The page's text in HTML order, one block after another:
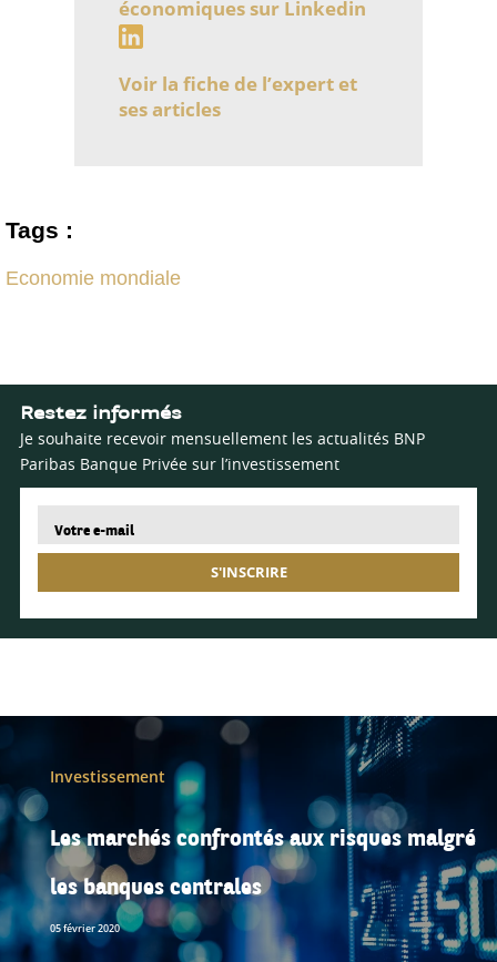
économiques sur Linkedin
Voir la fiche de l’expert et
ses articles
Tags :
Economie mondiale
Restez informés
Je souhaite recevoir mensuellement les actualités BNP
Paribas Banque Privée sur l’investissement
S'INSCRIRE
Investissement
Les marchés confrontés aux risques malgré
les banques centrales
05 février 2020